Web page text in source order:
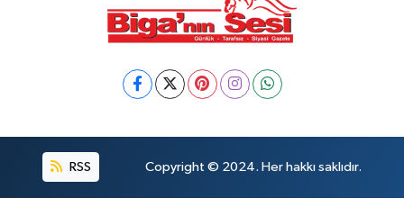
RSS Copyright © 2024. Her hakkı saklıdır.